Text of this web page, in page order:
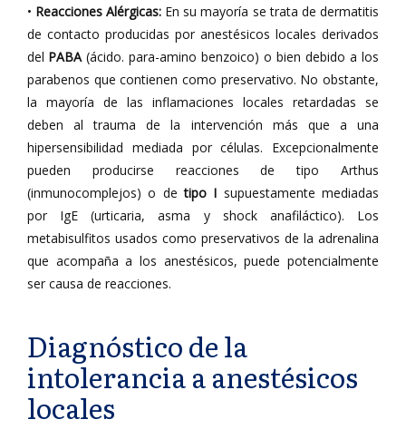
• Reacciones Alérgicas: En su mayoría se trata de dermatitis
de contacto producidas por anestésicos locales derivados
del PABA(ácido. para-amino benzoico) o bien debido a los
parabenos que contienen como preservativo. No obstante,
la mayoría de las inflamaciones locales retardadas se
deben al trauma de la intervención más que a una
hipersensibilidad mediada por células. Excepcionalmente
pueden producirse reacciones de tipo Arthus
(inmunocomplejos) o detipo I supuestamente mediadas
por IgE (urticaria, asma y shock anafiláctico). Los
metabisulfitos usados como preservativos de la adrenalina
que acompaña a los anestésicos, puede potencialmente
ser causa de reacciones.
Diagnóstico de la
intolerancia a anestésicos
locales